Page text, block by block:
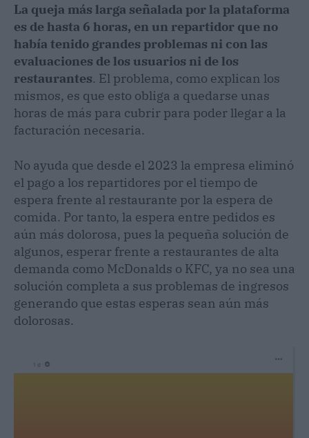
La queja más larga señalada por la plataforma
es de hasta 6 horas, en un repartidor que no
había tenido grandes problemas ni con las
evaluaciones de los usuarios ni de los
restaurantes. El problema, como explican los
mismos, es que esto obliga a quedarse unas
horas de más para cubrir para poder llegar a la
facturación necesaria.
No ayuda que desde el 2023 la empresa eliminó
el pago a los repartidores por el tiempo de
espera frente al restaurante por la espera de
comida. Por tanto, la espera entre pedidos es
aún más dolorosa, pues la pequeña solución de
algunos, esperar frente a restaurantes de alta
demanda como McDonalds o KFC, ya no sea una
solución completa a sus problemas de ingresos
generando que estas esperas sean aún más
dolorosas.